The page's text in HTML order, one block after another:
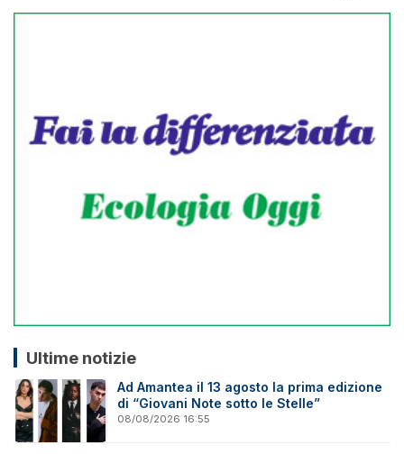
Ultime notizie
Ad Amantea il 13 agosto la prima edizione
di “Giovani Note sotto le Stelle”
08/08/2026 16:55